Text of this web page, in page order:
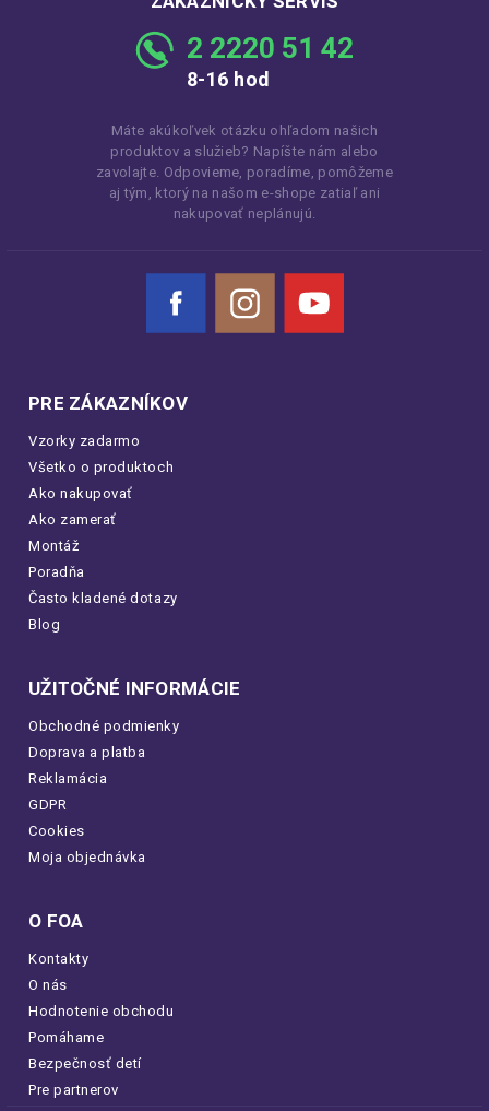
2 2220 51 42
8-16 hod
Máte akúkoľvek otázku ohľadom našich
produktov a služieb? Napíšte nám alebo
zavolajte. Odpovieme, poradíme, pomôžeme
aj tým, ktorý na našom e-shope zatiaľ ani
nakupovať neplánujú.
Facebook Instagram YouTube
PRE ZÁKAZNÍKOV
Vzorky zadarmo
Všetko o produktoch
Ako nakupovať
Ako zamerať
Montáž
Poradňa
Často kladené dotazy
Blog
UŽITOČNÉ INFORMÁCIE
Obchodné podmienky
Doprava a platba
Reklamácia
GDPR
Cookies
Moja objednávka
O FOA
Kontakty
O nás
Hodnotenie obchodu
Pomáhame
Bezpečnosť detí
Pre partnerov